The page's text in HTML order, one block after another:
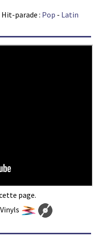
parade : Pop - Latin
page.